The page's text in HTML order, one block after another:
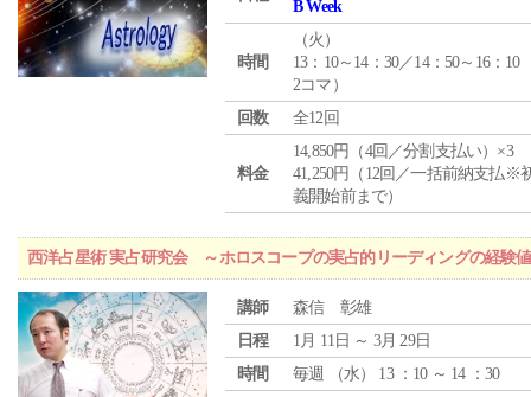
B Week
時間
（火 ）
13：10～14：30／14：50～16：10
2コマ）
回数
全12回
料金
14,850円（4回／分割支払い）×3
41,250円（12回／一括前納支払※
義開始前まで）
西洋占星術 実占研究会 ～ホロスコープの実占的リーディングの経験
講師
森信 彰雄
日程
1月 11日 ～ 3月 29日
時間
毎週 （水） 13 ：10 ～ 14 ：30